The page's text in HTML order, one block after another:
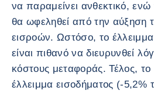
να παραμείνει ανθεκτικό, ενώ
θα ωφεληθεί από την αύξηση
εισροών. Ωστόσο, το
είναι πιθανό να διευρυνθεί
κόστους μεταφοράς. Τέλος,
έλλειμμα εισοδήματος (-5,2%